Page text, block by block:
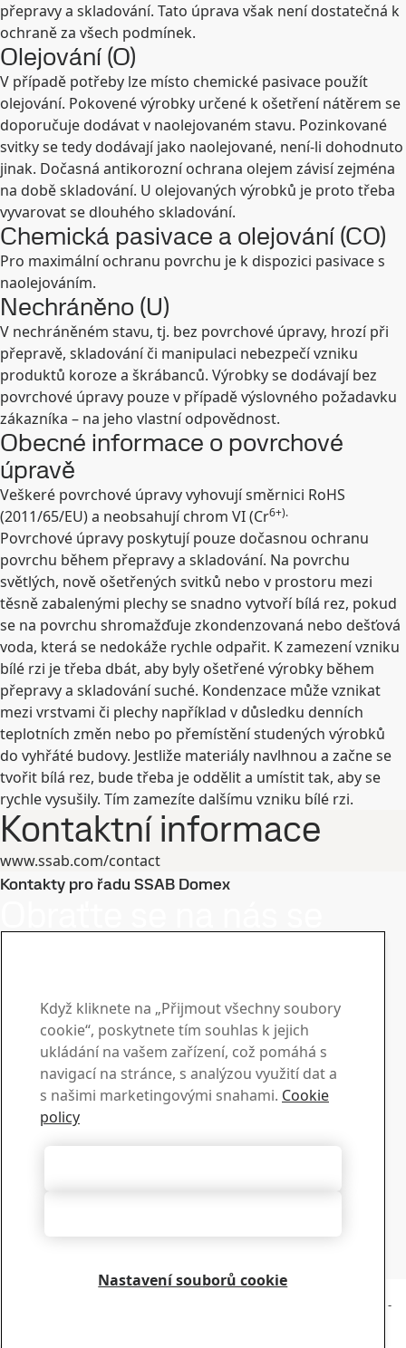
přepravy a skladování. Tato úprava však není dostatečná k
ochraně za všech podmínek.
Olejování (O)
V případě potřeby lze místo chemické pasivace použít
olejování. Pokovené výrobky určené k ošetření nátěrem se
doporučuje dodávat v naolejovaném stavu. Pozinkované
svitky se tedy dodávají jako naolejované, není-li dohodnuto
jinak. Dočasná antikorozní ochrana olejem závisí zejména
na době skladování. U olejovaných výrobků je proto třeba
vyvarovat se dlouhého skladování.
Chemická pasivace a olejování (CO)
Pro maximální ochranu povrchu je k dispozici pasivace s
naolejováním.
Nechráněno (U)
V nechráněném stavu, tj. bez povrchové úpravy, hrozí při
přepravě, skladování či manipulaci nebezpečí vzniku
produktů koroze a škrábanců. Výrobky se dodávají bez
povrchové úpravy pouze v případě výslovného požadavku
zákazníka – na jeho vlastní odpovědnost.
Obecné informace o povrchové
úpravě
Veškeré povrchové úpravy vyhovují směrnici RoHS
(2011/65/EU) a neobsahují chrom VI (Cr6+).
Povrchové úpravy poskytují pouze dočasnou ochranu
povrchu během přepravy a skladování. Na povrchu
světlých, nově ošetřených svitků nebo v prostoru mezi
těsně zabalenými plechy se snadno vytvoří bílá rez, pokud
se na povrchu shromažďuje zkondenzovaná nebo dešťová
voda, která se nedokáže rychle odpařit. K zamezení vzniku
bílé rzi je třeba dbát, aby byly ošetřené výrobky během
přepravy a skladování suché. Kondenzace může vznikat
mezi vrstvami či plechy například v důsledku denních
teplotních změn nebo po přemístění studených výrobků
do vyhřáté budovy. Jestliže materiály navlhnou a začne se
tvořit bílá rez, bude třeba je oddělit a umístit tak, aby se
rychle vysušily. Tím zamezíte dalšímu vzniku bílé rzi.
Kontaktní informace
www.ssab.com/contact
Kontakty pro řadu SSAB Domex
požadavky
Centrum stahování
Prohlédněte si brožury, certifikáty a ostatní materiály
společnosti SSAB a stáhněte si je
Přejděte ke stažení
Prodej
Obraťte se na naše oddělení prodejní podpory a získejte
Technická podpora
Obraťte se na technickou podporu
Copyright 2026
-
Když kliknete na „Přijmout všechny soubory
cookie“, poskytnete tím souhlas k jejich
ukládání na vašem zařízení, což pomáhá s
navigací na stránce, s analýzou využití dat a
s našimi marketingovými snahami. Cookie
policy
Nastavení souborů cookie